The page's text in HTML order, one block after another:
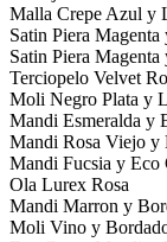
Malla Crepe Azul y
Satin Piera
Satin Piera
Terciopelo Velvet
Moli Negro Plata y
Mandi Esmeralda y
Mandi Rosa Viejo y
Mandi Fucsia y Eco
Ola Lurex Rosa
Mandi Marron y
Moli Vino y